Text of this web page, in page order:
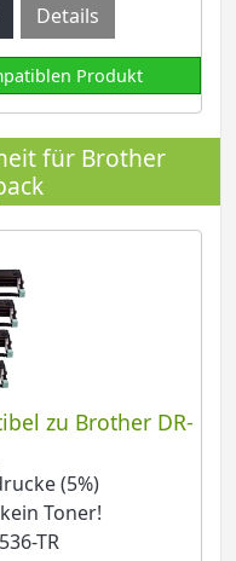
Details
Produkt
für Brother
zu Brother DR-
(5%)
Toner!
TR